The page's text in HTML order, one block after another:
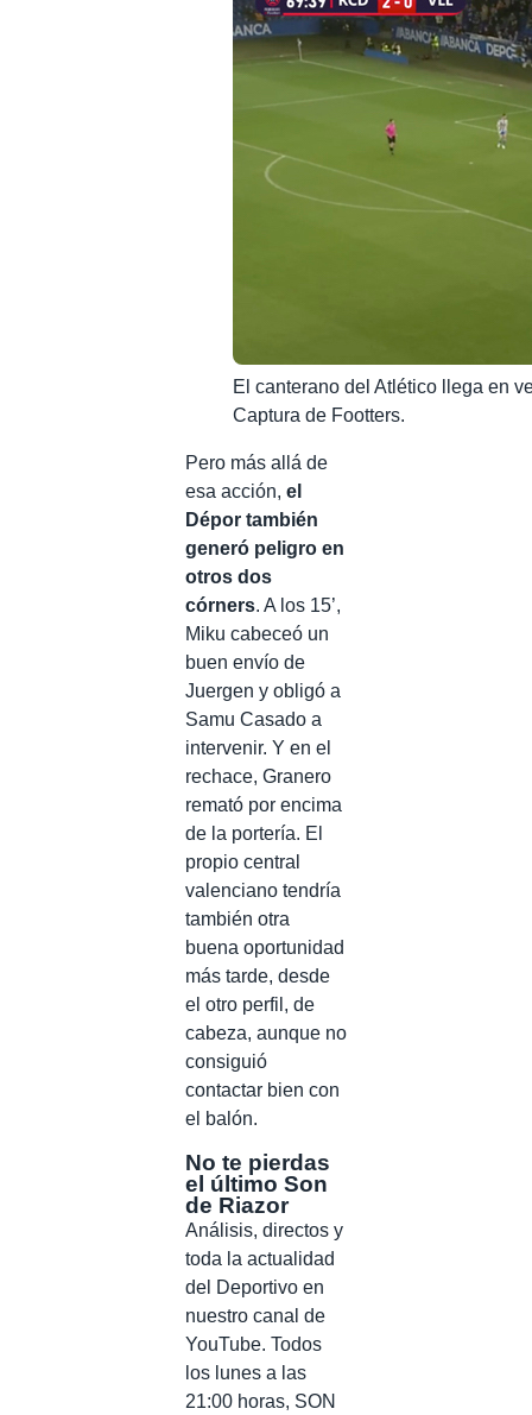
El canterano del Atlético llega en
Captura de Footters.
Pero más allá de
esa acción, el
Dépor también
generó peligro en
otros dos
córners. A los 15’,
Miku cabeceó un
buen envío de
Juergen y obligó a
Samu Casado a
intervenir. Y en el
rechace, Granero
remató por encima
de la portería. El
propio central
valenciano tendría
también otra
buena oportunidad
más tarde, desde
el otro perfil, de
cabeza, aunque no
consiguió
contactar bien con
el balón.
No te pierdas
el último Son
de Riazor
Análisis, directos y
toda la actualidad
del Deportivo en
nuestro canal de
YouTube. Todos
los lunes a las
21:00 horas, SON